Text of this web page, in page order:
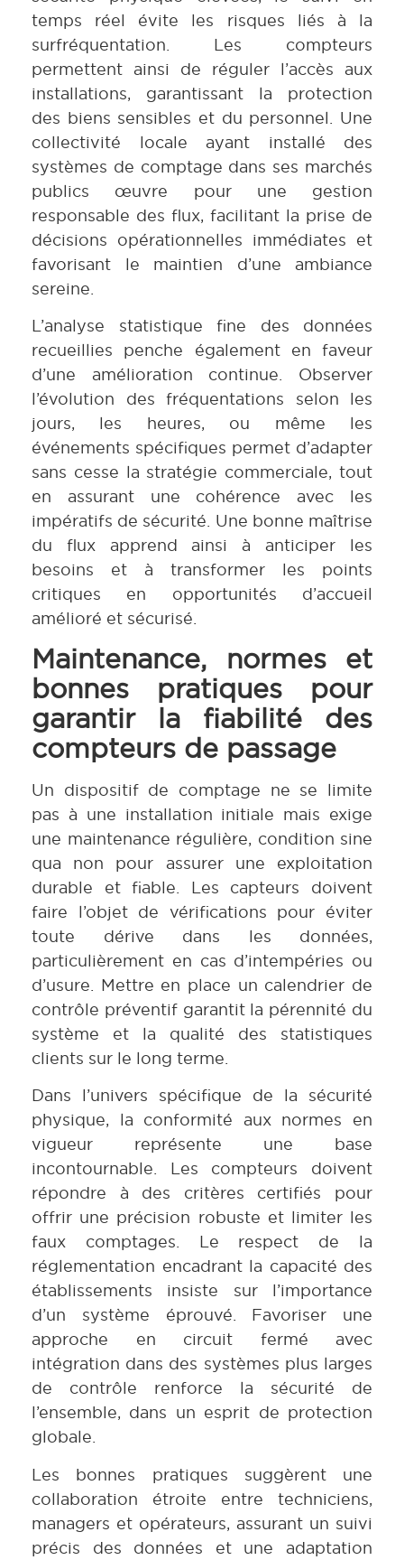
temps réel évite les risques liés à la
surfréquentation. Les compteurs
permettent ainsi de réguler l’accès aux
installations, garantissant la protection
des biens sensibles et du personnel. Une
collectivité locale ayant installé des
systèmes de comptage dans ses marchés
publics œuvre pour une gestion
responsable des flux, facilitant la prise de
décisions opérationnelles immédiates et
favorisant le maintien d’une ambiance
sereine.
L’analyse statistique fine des données
recueillies penche également en faveur
d’une amélioration continue. Observer
l’évolution des fréquentations selon les
jours, les heures, ou même les
événements spécifiques permet d’adapter
sans cesse la stratégie commerciale, tout
en assurant une cohérence avec les
impératifs de sécurité. Une bonne maîtrise
du flux apprend ainsi à anticiper les
besoins et à transformer les points
critiques en opportunités d’accueil
amélioré et sécurisé.
Maintenance, normes et
bonnes pratiques pour
garantir la fiabilité des
compteurs de passage
Un dispositif de comptage ne se limite
pas à une installation initiale mais exige
une maintenance régulière, condition sine
qua non pour assurer une exploitation
durable et fiable. Les capteurs doivent
faire l’objet de vérifications pour éviter
toute dérive dans les données,
particulièrement en cas d’intempéries ou
d’usure. Mettre en place un calendrier de
contrôle préventif garantit la pérennité du
système et la qualité des statistiques
clients sur le long terme.
Dans l’univers spécifique de la sécurité
physique, la conformité aux normes en
vigueur représente une base
incontournable. Les compteurs doivent
répondre à des critères certifiés pour
offrir une précision robuste et limiter les
faux comptages. Le respect de la
réglementation encadrant la capacité des
établissements insiste sur l’importance
d’un système éprouvé. Favoriser une
approche en circuit fermé avec
intégration dans des systèmes plus larges
de contrôle renforce la sécurité de
l’ensemble, dans un esprit de protection
globale.
Les bonnes pratiques suggèrent une
collaboration étroite entre techniciens,
managers et opérateurs, assurant un suivi
précis des données et une adaptation